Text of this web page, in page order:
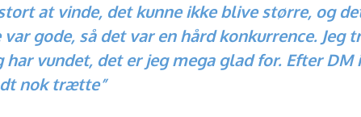
at vinde, det kunne ikke blive større, og
gode, så det var en hård konkurrence. Jeg
har vundet, det er jeg mega glad for. Efter
nok trætte”